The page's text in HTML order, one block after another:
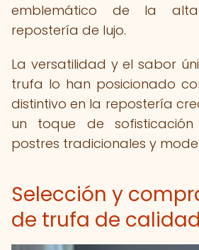
emblemático de la
repostería de lujo.
La versatilidad y el sabor
trufa lo han posicionado
distintivo en la repostería
un toque de
postres tradicionales y
Selección y
de trufa de calidad